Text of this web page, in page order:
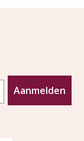
Aanmelden